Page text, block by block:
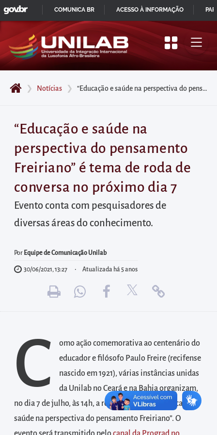
Pular
para
início
do
principal
Acessar
diretamente
o
menu
principal
Acessar
diretamente
para
realizar
as
informações
postas
no
rodapé
❯ Notícias ❯ “Educação e saúde na perspectiva do pensamento Freiriano” é tema de roda de conversa no próximo dia 7
“Educação e saúde na
perspectiva do pensamento
Freiriano” é tema de roda de
conversa no próximo dia 7
Evento conta com pesquisadores de
diversas áreas do conhecimento.
Por Equipe de Comunicação Unilab
30/06/2021, 13:27 Atualizada há 5 anos
C
omo ação comemorativa ao centenário do
educador e filósofo Paulo Freire (recifense
nascido em 1921), várias instâncias unidas
da Unilab no Ceará e na Bahia organizam,
no dia 7 de julho, às 14h, a roda de conversa “Educação e
saúde na perspectiva do pensamento Freiriano”. O
IR
PARA
CONTEÚDO
GOVBR
COMUNICA BR ACESSO À INFORMAÇÃO